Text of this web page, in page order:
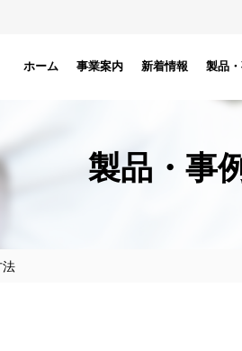
ホーム 事業案内 新着情報 製品
製品・事